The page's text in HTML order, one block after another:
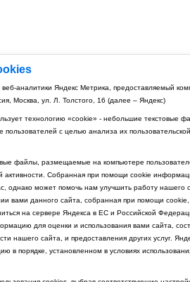
веб-аналитики Яндекс Метрика, предоставляемый
Москва, ул. Л. Толстого, 16 (далее – Яндекс)
технологию «cookie» - небольшие текстовые
с целью анализа их пользовательской
файлы, размещаемые на компьютере
активности. Собранная при помощи cookie
однако может помочь нам улучшить работу нашего
вами данного сайта, собранная при помощи cookie,
на сервере Яндекса в ЕС и Российской
для оценки и использования вами сайта,
нашего сайта, и предоставления других услуг.
в порядке, установленном в условиях